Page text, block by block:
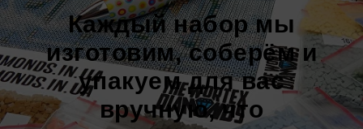
Каждый набор мы
изготовим, соберём и
упакуем для вас
вручную, что